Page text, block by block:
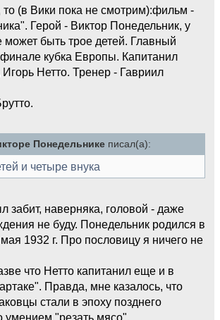
(в Вики пока не смотрим):фильм -
Герой - Виктор Понедельник, у
может быть трое детей. Главный
финале кубка Европы. Капитанил
Игорь Нетто. Тренер - Гавриил
Понедельнике писал(а):
и четыре внука
забит, наверняка, головой - даже
не буду. Понедельник родился в
1932 г. Про пословицу я ничего не
что Нетто капитанил еще и в
Правда, мне казалось, что
стали в эпоху позднего
умением "резать мясо".